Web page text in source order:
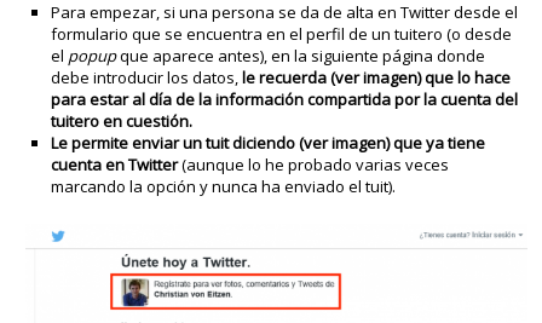
Para empezar, si una persona se da de alta en Twitter desde el
formulario que se encuentra en el perfil de un tuitero (o desde
el popupque aparece antes), en la siguiente página donde
debe introducir los datos, le recuerda (ver imagen) que lo hace
para estar al día de la información compartida por la cuenta del
tuitero en cuestión.
Le permite enviar un tuit diciendo (ver imagen) que ya tiene
cuenta en Twitter(aunque lo he probado varias veces
marcando la opción y nunca ha enviado el tuit).